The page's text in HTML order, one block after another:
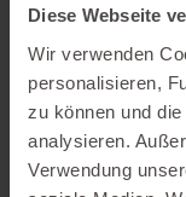
Diese Webseite
Wir verwenden
personalisieren,
zu können und
analysieren.
Verwendung